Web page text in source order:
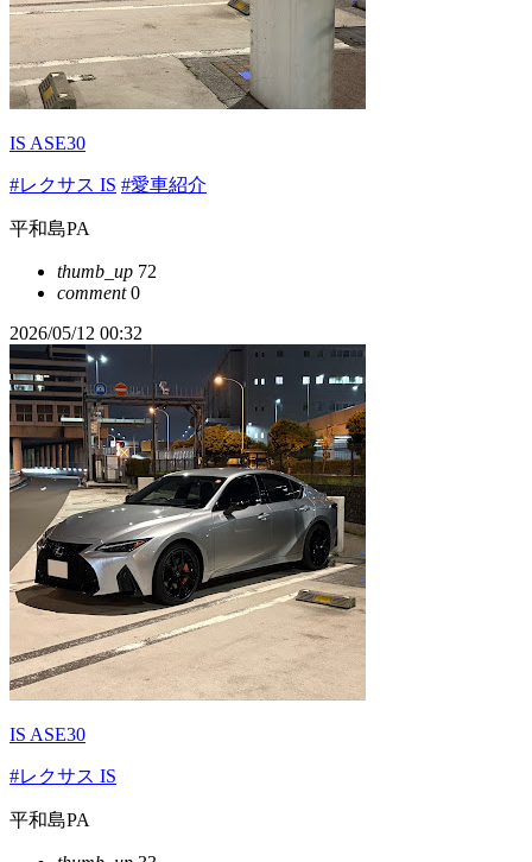
IS ASE30
#レクサス IS #愛車紹介
平和島PA
thumb_up 72
comment0
2026/05/12 00:32
IS ASE30
#レクサス IS
平和島PA